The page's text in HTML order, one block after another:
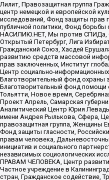
Лилит, Правозащитная группа
центр немецкой и европейской
исследований, Фонд защиты прав
публичной политики, Фонд борьбы
НАСИЛИЮ.НЕТ, Мы против СПИДа,
Открытый Петербург, Лига
Гражданский Союз, Хасдей
развитию средств массовой
прав заключенных, Институт
Центр социально-
Благотворительный фонд охраны
Благотворительный фонд
Тольятти, Новое время,
Проект Апрель, Самарская
Аналитический Центр Юрия
имени Андрея Рылькова, Сфера,
правозащитная группа, Женщины
Фонд защиты гласности,
правам человека,
инициатив и социального
независимых социологических
ПРАВАМ ЧЕЛОВЕКА, Центр
Частное учреждение в
стран, Гражданское содействие,